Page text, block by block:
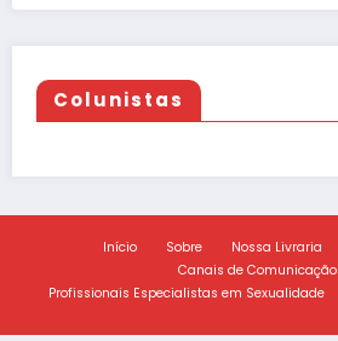
Colunistas
Início Sobre Nossa Livraria
Canais de Comunicação
Profissionais Especialistas em Sexualidade